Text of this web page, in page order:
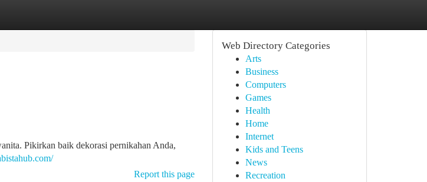
Pikirkan baik dekorasi pernikahan Anda,
Report this page
Web Directory Categories
Arts
Business
Computers
Games
Health
Home
Internet
Kids and Teens
News
Recreation